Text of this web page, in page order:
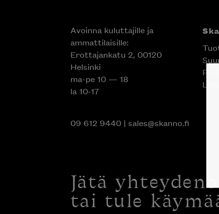
Avoinna kuluttajille ja
ammattilaisille:
Erottajankatu 2, 00120
Helsinki
ma-pe 10 — 18
la 10-17
09 612 9440| sales@skanno.fi
Jätä
tai tule